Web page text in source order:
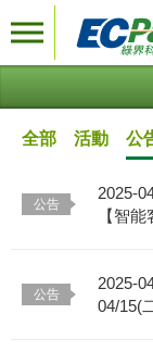
全部 活動 公
2025-
【智
2025-
04/15(